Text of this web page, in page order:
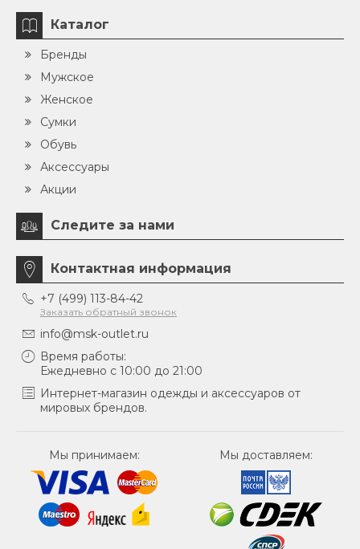
Каталог
Бренды
Мужское
Женское
Сумки
Обувь
Аксессуары
Акции
Следите за нами
Контактная информация
+7 (499) 113-84-42
Заказать обратный звонок
info@msk-outlet.ru
Время работы:
Ежедневно с 10:00 до 21:00
Интернет-магазин одежды и аксессуаров от
мировых брендов.
Мы принимаем: Мы доставляем: